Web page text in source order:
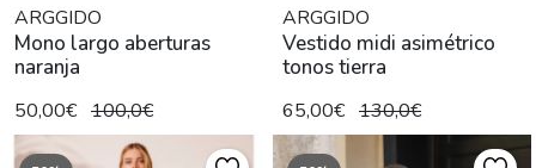
ARGGIDO
Mono largo aberturas
naranja
50,00€ 100,0€
ARGGIDO
Vestido midi asimétrico
tonos tierra
65,00€ 130,0€